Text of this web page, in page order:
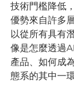
技術門檻降低
優勢來自許多
以從所有具有
像是怎麼透過
產品、如何成
態系的其中一